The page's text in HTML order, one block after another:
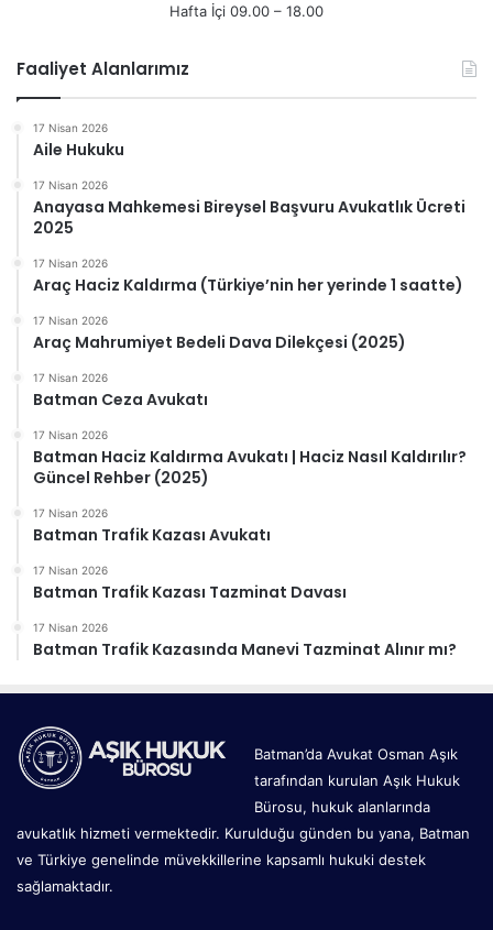
Hafta İçi 09.00 – 18.00
Faaliyet Alanlarımız
17 Nisan 2026
Aile Hukuku
17 Nisan 2026
Anayasa Mahkemesi Bireysel Başvuru Avukatlık Ücreti
2025
17 Nisan 2026
Araç Haciz Kaldırma (Türkiye’nin her yerinde 1 saatte)
17 Nisan 2026
Araç Mahrumiyet Bedeli Dava Dilekçesi (2025)
17 Nisan 2026
Batman Ceza Avukatı
17 Nisan 2026
Batman Haciz Kaldırma Avukatı | Haciz Nasıl Kaldırılır?
Güncel Rehber (2025)
17 Nisan 2026
Batman Trafik Kazası Avukatı
17 Nisan 2026
Batman Trafik Kazası Tazminat Davası
17 Nisan 2026
Batman Trafik Kazasında Manevi Tazminat Alınır mı?
Batman’da Avukat Osman Aşık
tarafından kurulan Aşık Hukuk
Bürosu, hukuk alanlarında
avukatlık hizmeti vermektedir. Kurulduğu günden bu yana, Batman
ve Türkiye genelinde müvekkillerine kapsamlı hukuki destek
sağlamaktadır.